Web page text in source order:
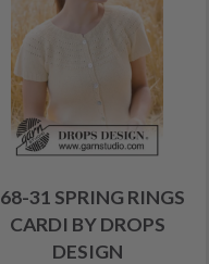
31 SPRING RINGS
CARDI BY DROPS
DESIGN